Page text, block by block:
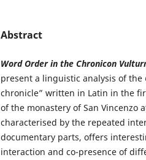
Abstract
Word Order in the Chronicon
present a linguistic analysis of the
chronicle” written in Latin in the
of the monastery of San Vincenzo
characterised by the repeated
documentary parts, offers
interaction and co-presence of